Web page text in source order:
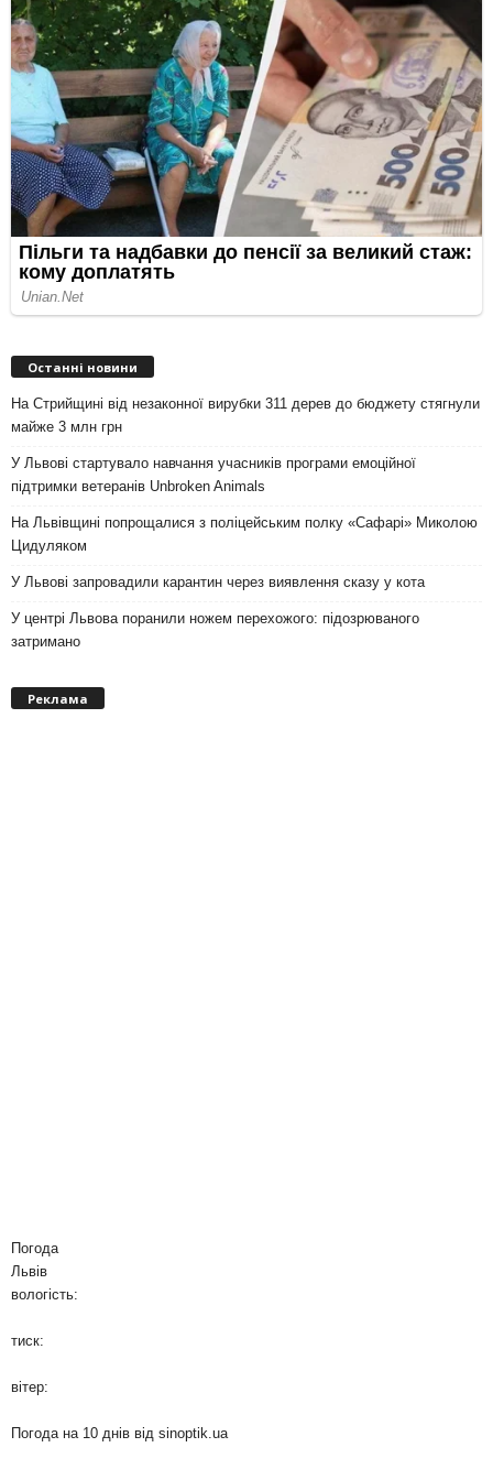
Останні новини
На Стрийщині від незаконної вирубки 311 дерев до бюджету стягнули
майже 3 млн грн
У Львові стартувало навчання учасників програми емоційної
підтримки ветеранів Unbroken Animals
На Львівщині попрощалися з поліцейським полку «Сафарі» Миколою
Цидуляком
У Львові запровадили карантин через виявлення сказу у кота
У центрі Львова поранили ножем перехожого: підозрюваного
затримано
Реклама
Погода
Львів
вологість:
тиск:
вітер:
Погода на 10 днів від sinoptik.ua